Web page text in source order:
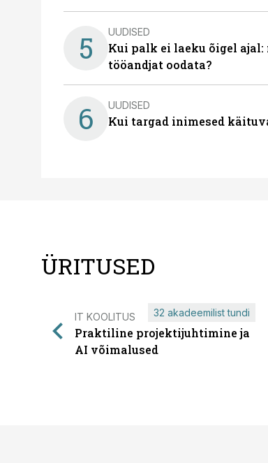
5 UUDISED
Kui palk ei laeku õigel
tööandjat oodata?
6 UUDISED
Kui targad inimesed
ÜRITUSED
IT KOOLITUS
Praktiline projektijuhtimine ja
AI võimalused
32 akadeemilist tundi